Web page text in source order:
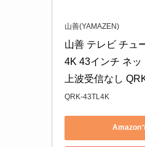
山善(YAMAZEN)
山善 テレビ チュ
4K 43インチ ネッ
上波受信なし
QRK-43TL4K
Amazon